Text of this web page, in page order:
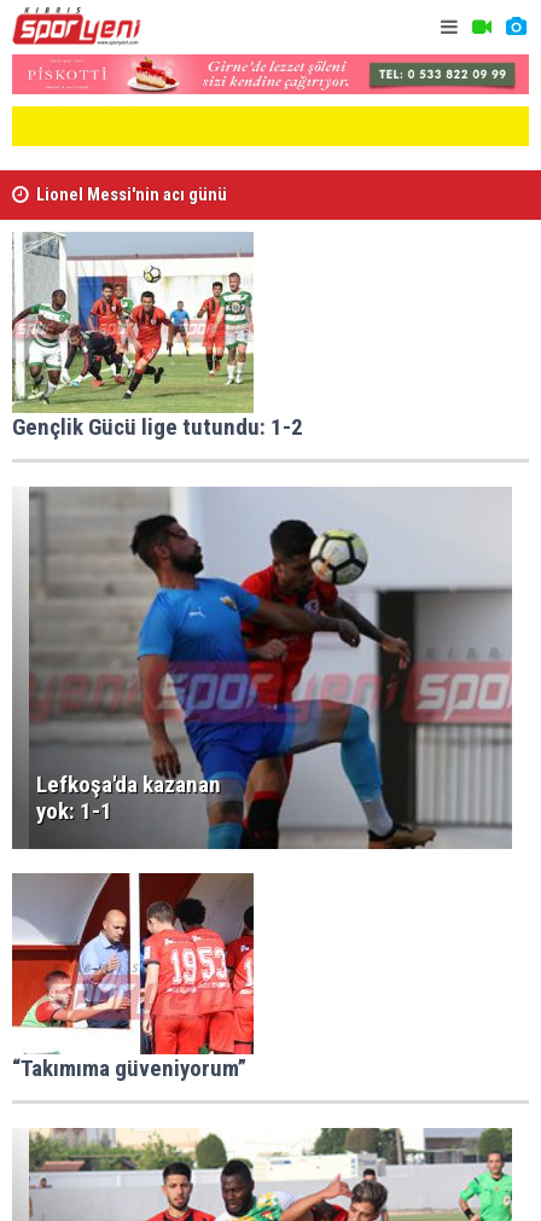
Lionel Messi'nin acı günü
Gençlik Gücü lige tutundu: 1-2
Lefkoşa'da kazanan
yok: 1-1
“Takımıma güveniyorum”